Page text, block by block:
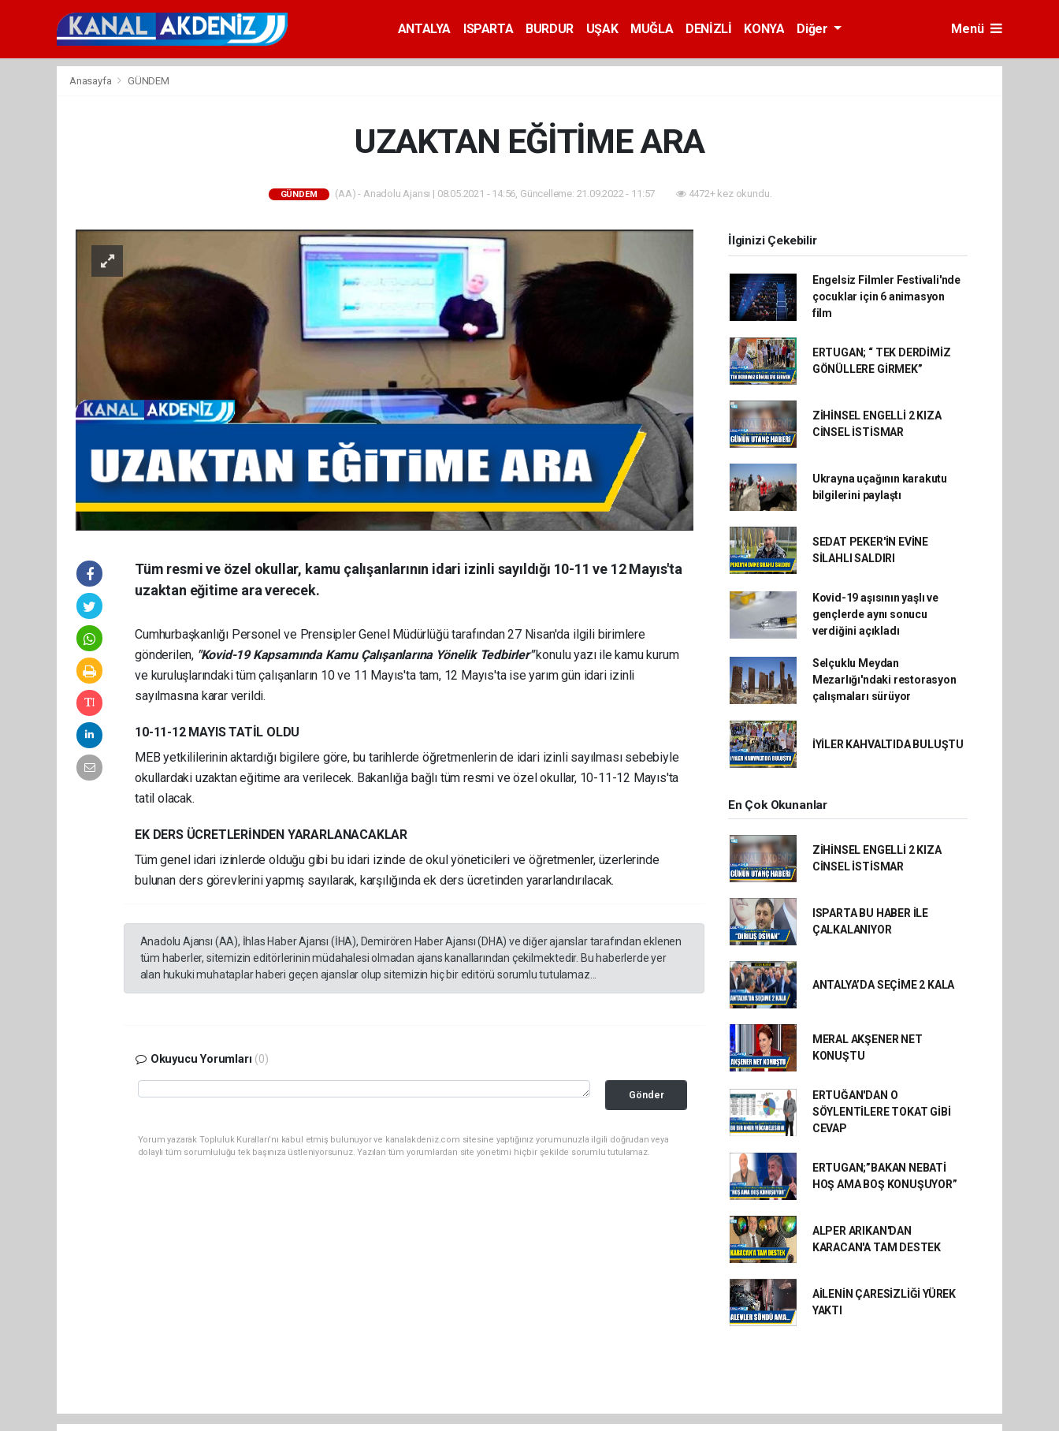
ANTALYA ISPARTA BURDUR UŞAK MUĞLA DENİZLİ KONYA Diğer Menü
Anasayfa GÜNDEM
UZAKTAN EĞİTİME ARA
GÜNDEM (AA) - Anadolu Ajansı | 08.05.2021 - 14:56, Güncelleme: 21.09.2022 - 11:57 4472+ kez okundu.
Tüm resmi ve özel okullar, kamu çalışanlarının idari izinli sayıldığı 10-11 ve 12 Mayıs'ta
uzaktan eğitime ara verecek.
Cumhurbaşkanlığı Personel ve Prensipler Genel Müdürlüğü tarafından 27 Nisan'da ilgili birimlere
gönderilen, "Kovid-19 Kapsamında Kamu Çalışanlarına Yönelik Tedbirler"konulu yazı ile kamu kurum
ve kuruluşlarındaki tüm çalışanların 10 ve 11 Mayıs'ta tam, 12 Mayıs'ta ise yarım gün idari izinli
sayılmasına karar verildi.
10-11-12 MAYIS TATİL OLDU
MEB yetkililerinin aktardığı bigilere göre, bu tarihlerde öğretmenlerin de idari izinli sayılması sebebiyle
okullardaki uzaktan eğitime ara verilecek. Bakanlığa bağlı tüm resmi ve özel okullar, 10-11-12 Mayıs'ta
tatil olacak.
EK DERS ÜCRETLERİNDEN YARARLANACAKLAR
Tüm genel idari izinlerde olduğu gibi bu idari izinde de okul yöneticileri ve öğretmenler, üzerlerinde
bulunan ders görevlerini yapmış sayılarak, karşılığında ek ders ücretinden yararlandırılacak.
Anadolu Ajansı (AA), İhlas Haber Ajansı (İHA), Demirören Haber Ajansı (DHA) ve diğer ajanslar tarafından eklenen
tüm haberler, sitemizin editörlerinin müdahalesi olmadan ajans kanallarından çekilmektedir. Bu haberlerde yer
alan hukuki muhataplar haberi geçen ajanslar olup sitemizin hiç bir editörü sorumlu tutulamaz...
Okuyucu Yorumları (0)
Gönder
Yorum yazarak Topluluk Kuralları’nı kabul etmiş bulunuyor ve kanalakdeniz.com sitesine yaptığınız yorumunuzla ilgili doğrudan veya
dolaylı tüm sorumluluğu tek başınıza üstleniyorsunuz. Yazılan tüm yorumlardan site yönetimi hiçbir şekilde sorumlu tutulamaz.
İlginizi Çekebilir
Engelsiz Filmler Festivali'nde
çocuklar için 6 animasyon
film
ERTUGAN; “ TEK DERDİMİZ
GÖNÜLLERE GİRMEK”
ZİHİNSEL ENGELLİ 2 KIZA
CİNSEL İSTİSMAR
Ukrayna uçağının karakutu
bilgilerini paylaştı
SEDAT PEKER'İN EVİNE
SİLAHLI SALDIRI
Kovid-19 aşısının yaşlı ve
gençlerde aynı sonucu
verdiğini açıkladı
Selçuklu Meydan
Mezarlığı'ndaki restorasyon
çalışmaları sürüyor
İYİLER KAHVALTIDA BULUŞTU
En Çok Okunanlar
ZİHİNSEL ENGELLİ 2 KIZA
CİNSEL İSTİSMAR
ISPARTA BU HABER İLE
ÇALKALANIYOR
ANTALYA’DA SEÇİME 2 KALA
MERAL AKŞENER NET
KONUŞTU
ERTUĞAN'DAN O
SÖYLENTİLERE TOKAT GİBİ
CEVAP
ERTUGAN;”BAKAN NEBATİ
HOŞ AMA BOŞ KONUŞUYOR”
ALPER ARIKAN'DAN
KARACAN'A TAM DESTEK
AİLENİN ÇARESİZLİĞİ YÜREK
YAKTI